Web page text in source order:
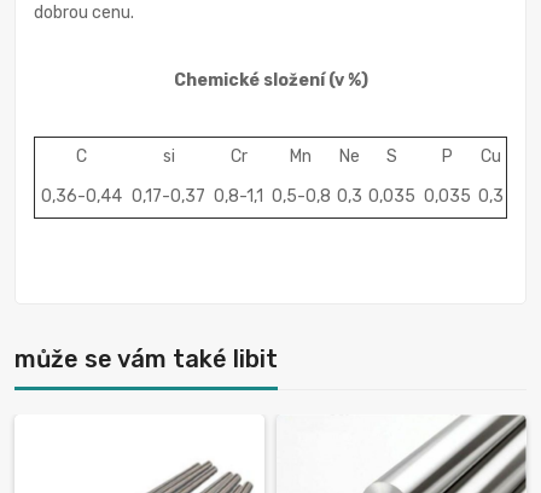
dobrou cenu.
Chemické složení (v %)
C si Cr Mn Ne S P
Cu
0,36-0,44 0,17-0,37 0,8-1,1 0,5-0,8 0,3 0,035 0,035 0,3
může se vám také libit